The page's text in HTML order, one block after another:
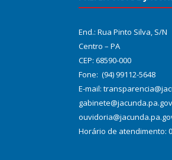
End.: Rua Pinto Silva, S/N
Centro – PA
CEP: 68590-000
Fone: (94) 99112-5648
E-mail:
Horário de atendimento: